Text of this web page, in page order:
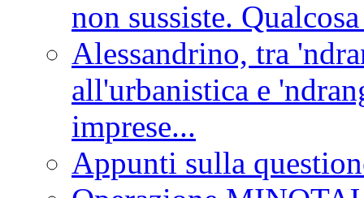
non sussiste.
Alessandrino, tra
all'urbanistica e
imprese...
Appunti sulla